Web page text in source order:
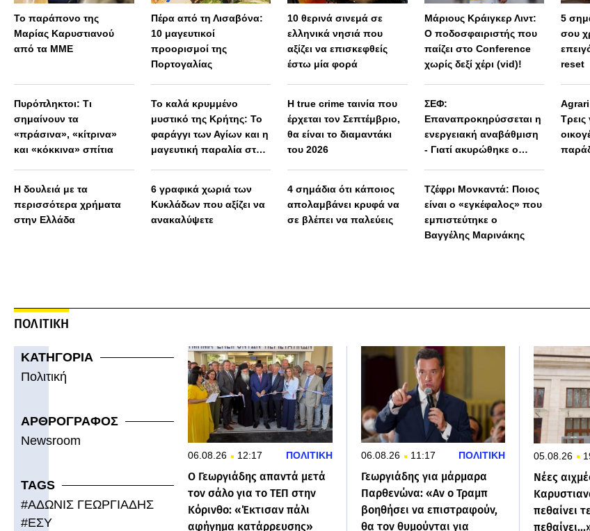
Το παράπονο της
Μαρίας Καρυστιανού
από τα ΜΜΕ
Πυρόπληκτοι: Τι
σημαίνουν τα
«πράσινα», «κίτρινα»
και «κόκκινα» σπίτια
Η δουλειά με τα
περισσότερα χρήματα
στην Ελλάδα
Πέρα από τη Λισαβόνα:
10 μαγευτικοί
προορισμοί της
Πορτογαλίας
Το καλά κρυμμένο
μυστικό της Κρήτης: Το
φαράγγι των Αγίων και η
μαγευτική παραλία στο
6 γραφικά χωριά των
Κυκλάδων που αξίζει να
ανακαλύψετε
10 θερινά σινεμά σε
ελληνικά νησιά που
αξίζει να επισκεφθείς
έστω μία φορά
Η true crime ταινία που
έρχεται τον Σεπτέμβριο,
θα είναι το διαμαντάκι
του 2026
4 σημάδια ότι κάποιος
απολαμβάνει κρυφά να
σε βλέπει να παλεύεις
Μάριους Κράιγκερ Λιντ:
Ο ποδοσφαιριστής που
παίζει στο Conference
χωρίς δεξί χέρι (vid)!
ΣΕΦ:
Επαναπροκηρύσσεται η
ενεργειακή αναβάθμιση
- Γιατί ακυρώθηκε ο
Τζέφρι Μονκαντά: Ποιος
είναι ο «εγκέφαλος» που
εμπιστεύτηκε ο
Βαγγέλης Μαρινάκης
5
σου
reset
Τρεις
ΠΟΛΙΤΙΚΗ
ΚΑΤΗΓΟΡΙΑ
Πολιτική
ΑΡΘΡΟΓΡΑΦΟΣ
Newsroom
TAGS
#ΑΔΩΝΙΣ ΓΕΩΡΓΙΑΔΗΣ
#ΕΣΥ
06.08.26 12:17 ΠΟΛΙΤΙΚΗ
Ο Γεωργιάδης απαντά μετά
τον σάλο για το ΤΕΠ στην
Κόρινθο: «Έκτισαν πάλι
αφήγημα κατάρρευσης»
06.08.26 11:17 ΠΟΛΙΤΙΚΗ
Γεωργιάδης για μάρμαρα
Παρθενώνα: «Αν ο Τραμπ
βοηθήσει να επιστραφούν,
θα τον θυμούνται για
05.08.26
Νέες
πεθαίνει